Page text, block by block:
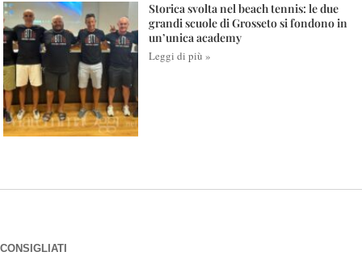
Storica svolta nel beach tennis: le due
grandi scuole di Grosseto si fondono in
un’unica academy
Leggi di più »
CONSIGLIATI